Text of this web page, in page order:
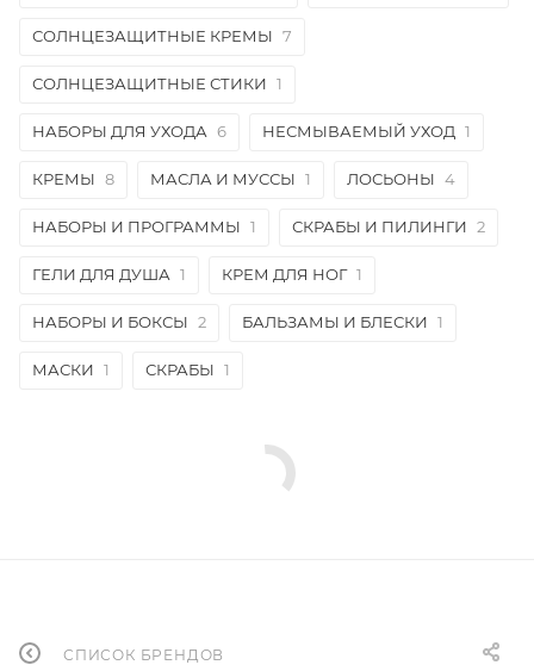
СОЛНЦЕЗАЩИТНЫЕ КРЕМЫ 7
СОЛНЦЕЗАЩИТНЫЕ СТИКИ 1
НАБОРЫ ДЛЯ УХОДА 6 НЕСМЫВАЕМЫЙ УХОД 1
КРЕМЫ 8 МАСЛА И МУССЫ 1 ЛОСЬОНЫ 4
НАБОРЫ И ПРОГРАММЫ 1 СКРАБЫ И ПИЛИНГИ 2
ГЕЛИ ДЛЯ ДУША 1 КРЕМ ДЛЯ НОГ 1
НАБОРЫ И БОКСЫ 2 БАЛЬЗАМЫ И БЛЕСКИ 1
МАСКИ 1 СКРАБЫ 1
СПИСОК БРЕНДОВ